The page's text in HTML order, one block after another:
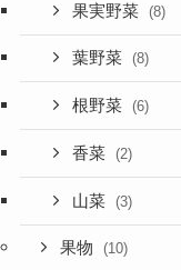
果実野菜 (8)
葉野菜 (8)
根野菜 (6)
香菜 (2)
山菜 (3)
果物 (10)